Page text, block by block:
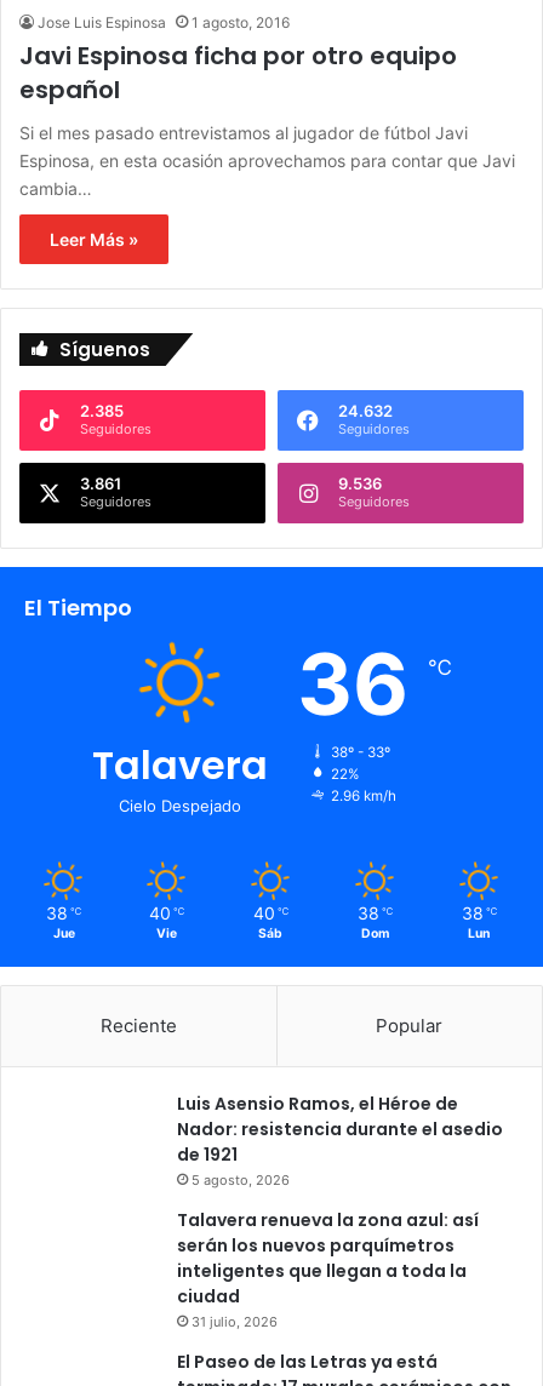
Jose Luis Espinosa 1 agosto, 2016
Javi Espinosa ficha por otro equipo
español
Si el mes pasado entrevistamos al jugador de fútbol Javi
Espinosa, en esta ocasión aprovechamos para contar que Javi
cambia…
Leer Más »
Síguenos
2.385
Seguidores
24.632
Seguidores
3.861
Seguidores
9.536
Seguidores
El Tiempo
Talavera
Cielo Despejado
36 ℃
38º - 33º
22%
2.96 km/h
38 ℃
Jue
40 ℃
Vie
40 ℃
Sáb
38 ℃
Dom
38 ℃
Lun
Reciente Popular
Luis Asensio Ramos, el Héroe de
Nador: resistencia durante el asedio
de 1921
5 agosto, 2026
Talavera renueva la zona azul: así
serán los nuevos parquímetros
inteligentes que llegan a toda la
ciudad
31 julio, 2026
El Paseo de las Letras ya está